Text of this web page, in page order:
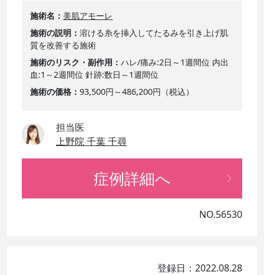
施術名
美肌アモーレ
施術の説明
溶ける糸を挿入してたるみを引き上げ肌
質を改善する施術
施術のリスク・副作用
ハレ/痛み:2日～1週間位 内出
血:1～2週間位 針跡:数日～1週間位
施術の価格
93,500円～486,200円（税込）
担当医
上野院 千葉 千尋
症例詳細へ
NO.56530
登録日：2022.08.28